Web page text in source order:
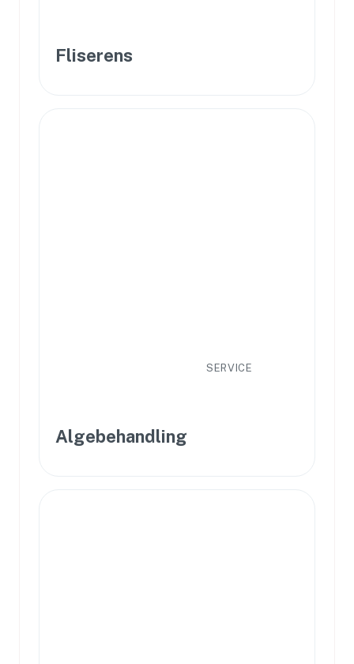
Fliserens
SERVICE
Algebehandling